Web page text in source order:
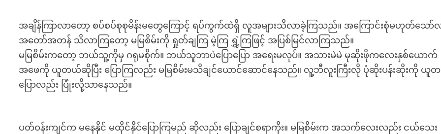
အချိန်ကြာလာတော့ စပ်စပ်စုစုမိန်းမတွေကြောင့် ရပ်ကွက်ထဲရှိ လူအများသိလာခဲ့ကြသည်။ အကြောင်းစုံမဟုတ်သော်
အတော်အတန် သိလာကြတော့ မမြစိမ်းကို ရှုတ်ချကြ မဲ့ကြ ရွှဲ့ကြဖြင့် အပြစ်မြင်လာကြသည်။
မမြစိမ်းကတော့ ဘယ်သူ့ကိုမှ ဂရုမစိုက်။ ဘယ်သူဘာပဲပြောပြော အရေးမလုပ်။ အသားမဲမဲ မုဆိုးဖိုကလေးနှစ်ယောက်
အဖေကို ယူတယ်ဆိုပြီး ပြောကြလည်း မမြစိမ်းမသိချင်ယောင်ဆောင်နေသည်။ လူ့ဘီလူးကြီးလို ပုံဆိုးပန်းဆိုးကို ယူ
ပြောလည်း ပြုံးလို့သာနေသည်။
ပတ်ဝန်းကျင်က မနေနိုင် မထိုင်နိုင်ပြောကြမည် ဆိုလည်း ပြောချင်စရာကိုး။ မမြစိမ်းက အသက်လေးလည်း ငယ်သေး